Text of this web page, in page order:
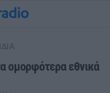
ομορφότερα εθνικά